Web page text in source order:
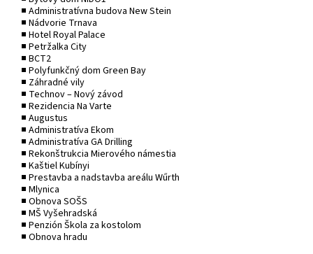
■ Administratívna budova New Stein
■ Nádvorie Trnava
■ Hotel Royal Palace
■ Petržalka City
■ BCT2
■ Polyfunkčný dom Green Bay
■ Záhradné vily
■ Technov – Nový závod
■ Rezidencia Na Varte
■ Augustus
■ Administratíva Ekom
■ Administratíva GA Drilling
■ Rekonštrukcia Mierového námestia
■ Kaštiel Kubínyi
■ Prestavba a nadstavba areálu Wűrth
■ Mlynica
■ Obnova SOŠS
■ MŠ Vyšehradská
■ Penzión Škola za kostolom
■ Obnova hradu